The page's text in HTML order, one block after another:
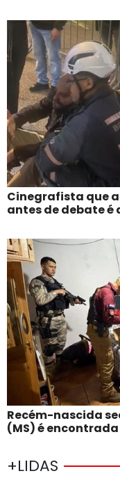
Cinegrafista que
antes de debate é
Recém-nascida
(MS) é
+LIDAS